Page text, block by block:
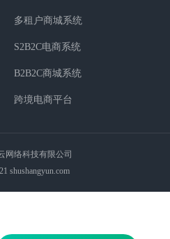
多租户商城系统
S2B2C电商系统
B2B2C商城系统
跨境电商平台
网络科技有限公司
shushangyun.com